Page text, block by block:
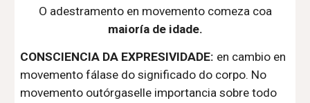
O adestramento en movemento comeza coa
maioría de idade.
CONSCIENCIA DA EXPRESIVIDADE: en cambio en
movemento fálase do significado do corpo. No
movemento outórgaselle importancia sobre todo